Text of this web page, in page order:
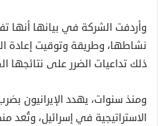
وأردفت الشركة في بيانها أنها
نشاطها، وطريقة وتوقيت إعادة
ذلك تداعيات الضرر على نتائجها
ومنذ سنوات، يهدد الإيرانيون
الاستراتيجية في إسرائيل، وتُعد